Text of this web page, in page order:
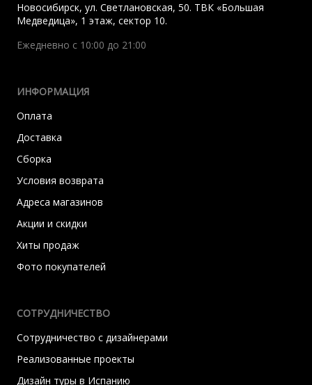
Новосибирск, ул. Светлановская, 50. ТВК «Большая
Медведица», 1 этаж, сектор 10.
Ежедневно с 10:00 до 21:00
ИНФОРМАЦИЯ
Оплата
Доставка
Сборка
Условия возврата
Адреса магазинов
Акции и скидки
Хиты продаж
Фото покупателей
СОТРУДНИЧЕСТВО
Сотрудничество с дизайнерами
Реализованные проекты
Дизайн туры в Испанию